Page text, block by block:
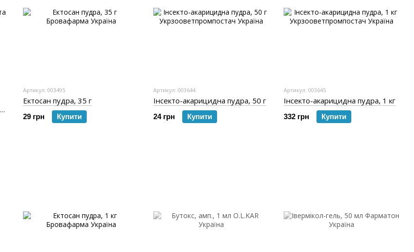
Артикул: 003495
Ектосан пудра, 35 г
29 грн Купити
Артикул: 003644
Інсекто-акарицидна пудра, 50 г
24 грн Купити
Артикул: 003645
Інсекто-акарицидна пудра, 1 кг
332 грн Купити